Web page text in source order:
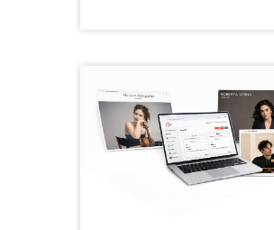
KULMAG Kulturmanagement AG
bietet die Plattform eine intuitive
und benutzerfreundliche
Möglichkeit, Tickets für vielfältige
Kulturveranstaltungen zu
Unser Ziel ist es, das
reichhaltige Kulturangebot